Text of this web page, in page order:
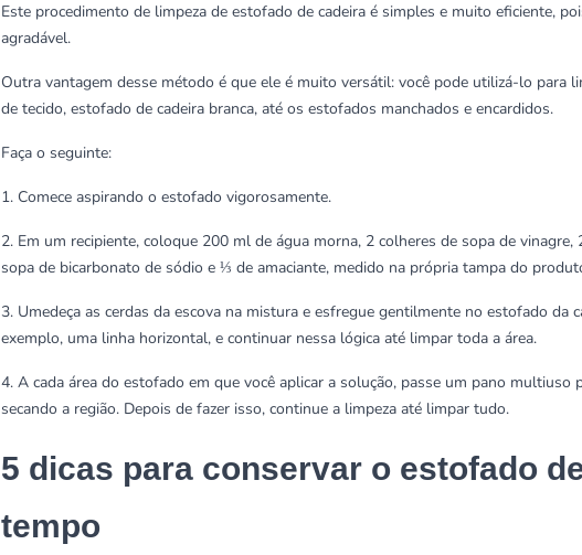
Este procedimento de limpeza de estofado de cadeira é simples e muito eficiente,
agradável.
Outra vantagem desse método é que ele é muito versátil: você pode utilizá-lo para
de tecido, estofado de cadeira branca, até os estofados manchados e encardidos.
Faça o seguinte:
1. Comece aspirando o estofado vigorosamente.
2. Em um recipiente, coloque 200 ml de água morna, 2 colheres de sopa de
sopa de bicarbonato de sódio e ⅓ de amaciante, medido na própria tampa do
3. Umedeça as cerdas da escova na mistura e esfregue gentilmente no estofado da
exemplo, uma linha horizontal, e continuar nessa lógica até limpar toda a área.
4. A cada área do estofado em que você aplicar a solução, passe um pano multiuso
secando a região. Depois de fazer isso, continue a limpeza até limpar tudo.
5 dicas para conservar o estofado
tempo